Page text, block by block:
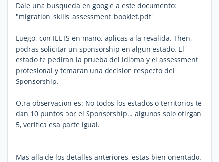
Dale una busqueda en google a este documento:
"migration_skills_assessment_booklet.pdf"
Luego, con IELTS en mano, aplicas a la revalida. Then,
podras solicitar un sponsorship en algun estado. El
estado te pediran la prueba del idioma y el assessment
profesional y tomaran una decision respecto del
Sponsorship.
Otra observacion es: No todos los estados o territorios te
dan 10 puntos por el Sponsorship... algunos solo otirgan
5, verifica esa parte igual.
Mas alla de los detalles anteriores, estas bien orientado.